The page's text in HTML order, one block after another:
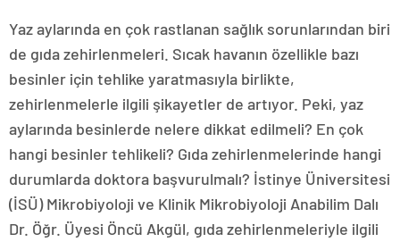
Yaz aylarında en çok rastlanan sağlık sorunlarından biri
de gıda zehirlenmeleri. Sıcak havanın özellikle bazı
besinler için tehlike yaratmasıyla birlikte,
zehirlenmelerle ilgili şikayetler de artıyor. Peki, yaz
aylarında besinlerde nelere dikkat edilmeli? En çok
hangi besinler tehlikeli? Gıda zehirlenmelerinde hangi
durumlarda doktora başvurulmalı? İstinye Üniversitesi
(İSÜ) Mikrobiyoloji ve Klinik Mikrobiyoloji Anabilim Dalı
Dr. Öğr. Üyesi Öncü Akgül, gıda zehirlenmeleriyle ilgili